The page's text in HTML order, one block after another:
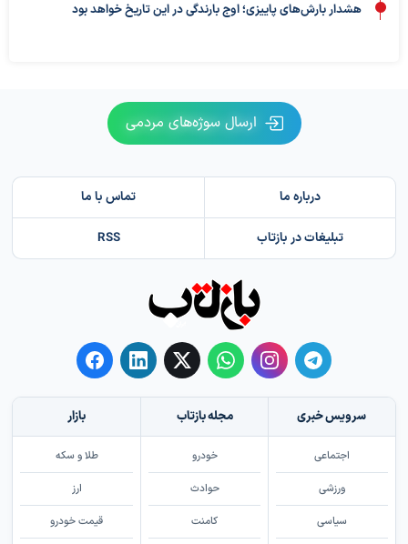
هشدار بارش‌های پاییزی؛ اوج بارندگی در این تاریخ خواهد بود
ارسال سوژه‌های مردمی
درباره ما تماس با ما
تبلیغات در بازتاب RSS
سرویس خبری
اجتماعی
ورزشی
سیاسی
مجله بازتاب
خودرو
حوادث
کامنت
بازار
طلا و سکه
ارز
قیمت خودرو